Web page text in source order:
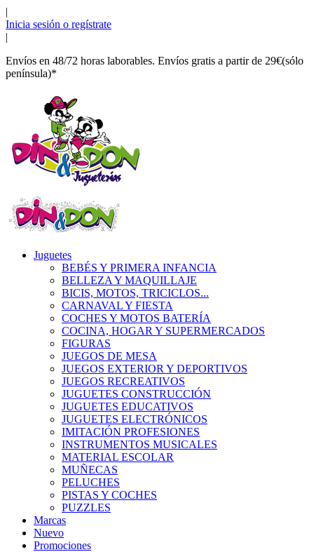
|
Inicia sesión o regístrate
|
Envíos en 48/72 horas laborables. Envíos gratis a partir de 29€(sólo
península)*
Juguetes
BEBÉS Y PRIMERA INFANCIA
BELLEZA Y MAQUILLAJE
BICIS, MOTOS, TRICICLOS...
CARNAVAL Y FIESTA
COCHES Y MOTOS BATERÍA
COCINA, HOGAR Y SUPERMERCADOS
FIGURAS
JUEGOS DE MESA
JUEGOS EXTERIOR Y DEPORTIVOS
JUEGOS RECREATIVOS
JUGUETES CONSTRUCCIÓN
JUGUETES EDUCATIVOS
JUGUETES ELECTRÓNICOS
IMITACIÓN PROFESIONES
INSTRUMENTOS MUSICALES
MATERIAL ESCOLAR
MUÑECAS
PELUCHES
PISTAS Y COCHES
PUZZLES
Marcas
Nuevo
Promociones